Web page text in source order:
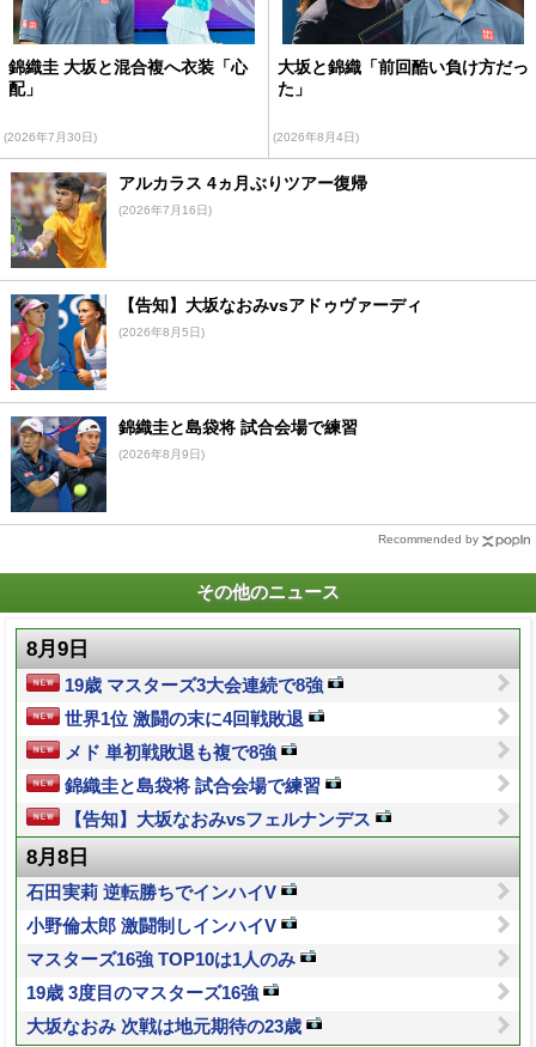
錦織圭 大坂と混合複へ衣装「心
配」
(2026年7月30日)
大坂と錦織「前回酷い負け方だっ
た」
(2026年8月4日)
アルカラス 4ヵ月ぶりツアー復帰
(2026年7月16日)
【告知】大坂なおみvsアドゥヴァーディ
(2026年8月5日)
錦織圭と島袋将 試合会場で練習
(2026年8月9日)
Recommended by
その他のニュース
8月9日
19歳 マスターズ3大会連続で8強
世界1位 激闘の末に4回戦敗退
メド 単初戦敗退も複で8強
錦織圭と島袋将 試合会場で練習
【告知】大坂なおみvsフェルナンデス
8月8日
石田実莉 逆転勝ちでインハイV
小野倫太郎 激闘制しインハイV
マスターズ16強 TOP10は1人のみ
19歳 3度目のマスターズ16強
大坂なおみ 次戦は地元期待の23歳